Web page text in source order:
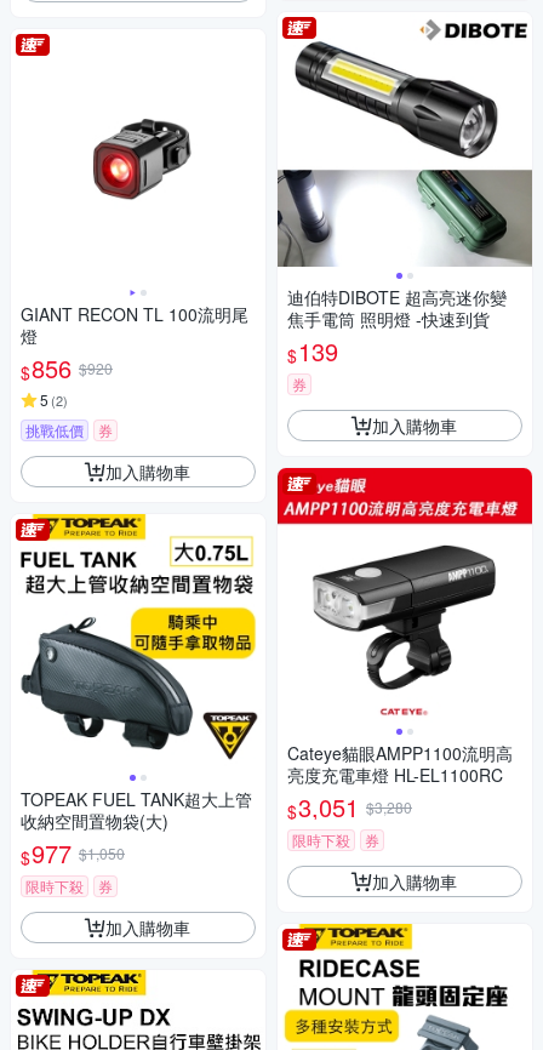
GIANT RECON TL 100流明尾
燈
$856 $920
5 (2)
挑戰低價 券
加入購物車
TOPEAK FUEL TANK超大上管
收納空間置物袋(大)
$977 $1,050
限時下殺
券
加入購物車
迪伯特DIBOTE 超高亮迷你變
焦手電筒 照明燈 -快速到貨
$139
券
加入購物車
Cateye貓眼AMPP1100流明高
亮度充電車燈 HL-EL1100RC
$3,051 $3,280
限時下殺
券
加入購物車